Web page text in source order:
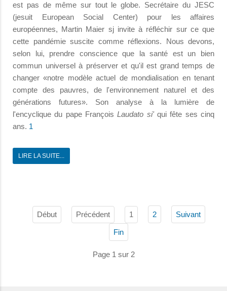
est pas de même sur tout le globe. Secrétaire du JESC
(jesuit European Social Center) pour les affaires
européennes, Martin Maier sj invite à réfléchir sur ce que
cette pandémie suscite comme réflexions. Nous devons,
selon lui, prendre conscience que la santé est un bien
commun universel à préserver et qu'il est grand temps de
changer «notre modèle actuel de mondialisation en tenant
compte des pauvres, de l'environnement naturel et des
générations futures». Son analyse à la lumière de
l'encyclique du pape FrançoisLaudato si'qui fête ses cinq
ans. 1
LIRE LA SUITE...
Début Précédent 1 2 Suivant
Fin
Page 1 sur 2